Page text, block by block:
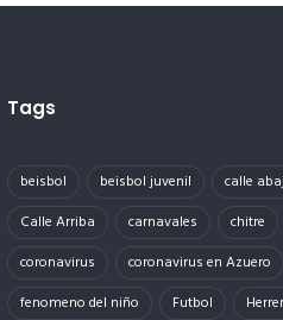
Tags
beisbol beisbol juvenil
calle
Calle Arriba
carnavales
chitre
coronavirus
coronavirus en Azuero
fenomeno del niño
Futbol